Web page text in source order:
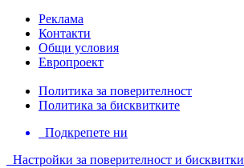
Реклама
Контакти
Общи условия
Европроект
Политика за поверителност
Политика за бисквитките
Подкрепете ни
Настройки за поверителност и бисквитки